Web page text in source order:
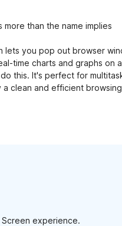
than the name implies
lets you pop out browser
time charts and graphs on
this. It's perfect for
clean and efficient
experience.